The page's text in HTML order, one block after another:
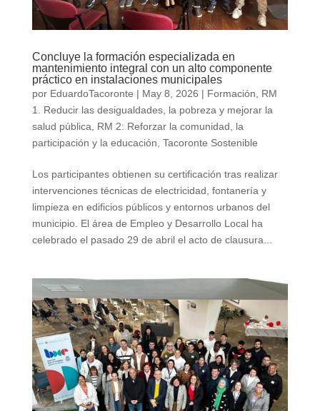
Concluye la formación especializada en
mantenimiento integral con un alto componente
práctico en instalaciones municipales
por EduardoTacoronte | May 8, 2026 | Formación, RM
1. Reducir las desigualdades, la pobreza y mejorar la
salud pública, RM 2: Reforzar la comunidad, la
participación y la educación, Tacoronte Sostenible
Los participantes obtienen su certificación tras realizar
intervenciones técnicas de electricidad, fontanería y
limpieza en edificios públicos y entornos urbanos del
municipio. El área de Empleo y Desarrollo Local ha
celebrado el pasado 29 de abril el acto de clausura...